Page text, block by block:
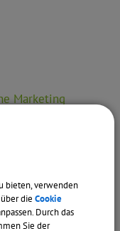
Marketing
KG
bieten, verwenden
die Cookie
Durch das
Sie der